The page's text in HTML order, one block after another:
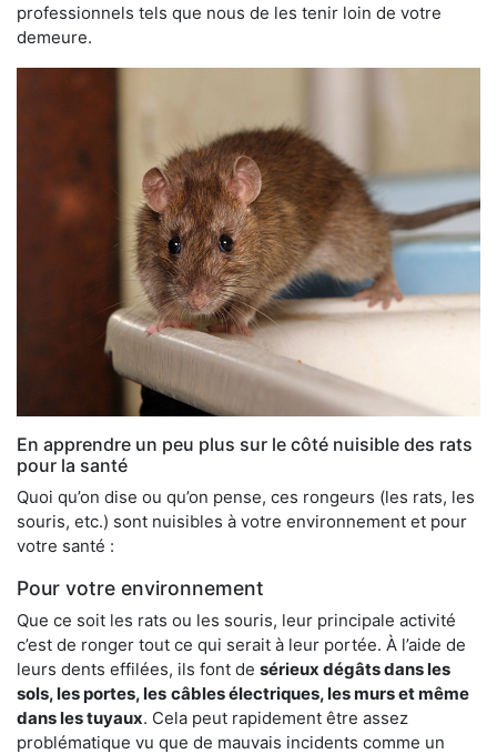
professionnels tels que nous de les tenir loin de votre
demeure.
En apprendre un peu plus sur le côté nuisible des rats
pour la santé
Quoi qu’on dise ou qu’on pense, ces rongeurs (les rats, les
souris, etc.) sont nuisibles à votre environnement et pour
votre santé :
Pour votre environnement
Que ce soit les rats ou les souris, leur principale activité
c’est de ronger tout ce qui serait à leur portée. À l’aide de
leurs dents effilées, ils font de sérieux dégâts dans les
sols, les portes, les câbles électriques, les murs et même
dans les tuyaux. Cela peut rapidement être assez
problématique vu que de mauvais incidents comme un